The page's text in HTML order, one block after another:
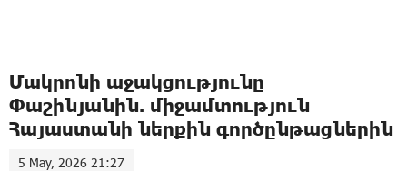
Մակրոնի աջակցությունը
Փաշինյանին. միջամտություն
Հայաստանի ներքին գործընթացներին
5 May, 2026 21:27